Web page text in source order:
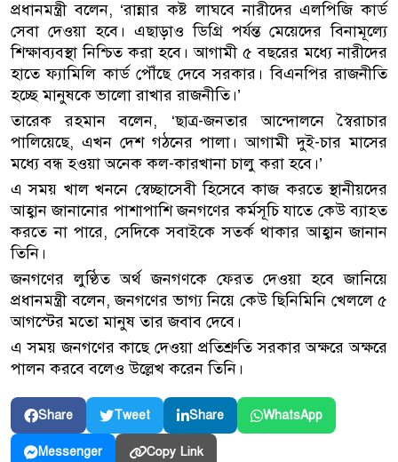
প্রধানমন্ত্রী বলেন, ‘রান্নার কষ্ট লাঘবে নারীদের এলপিজি কার্ড
সেবা দেওয়া হবে। এছাড়াও ডিগ্রি পর্যন্ত মেয়েদের বিনামূল্যে
শিক্ষাব্যবস্থা নিশ্চিত করা হবে। আগামী ৫ বছরের মধ্যে নারীদের
হাতে ফ্যামিলি কার্ড পৌঁছে দেবে সরকার। বিএনপির রাজনীতি
হচ্ছে মানুষকে ভালো রাখার রাজনীতি।’
তারেক রহমান বলেন, ‘ছাত্র-জনতার আন্দোলনে স্বৈরাচার
পালিয়েছে, এখন দেশ গঠনের পালা। আগামী দুই-চার মাসের
মধ্যে বন্ধ হওয়া অনেক কল-কারখানা চালু করা হবে।’
এ সময় খাল খননে স্বেচ্ছাসেবী হিসেবে কাজ করতে স্থানীয়দের
আহ্বান জানানোর পাশাপাশি জনগণের কর্মসূচি যাতে কেউ ব্যাহত
করতে না পারে, সেদিকে সবাইকে সতর্ক থাকার আহ্বান জানান
তিনি।
জনগণের লুণ্ঠিত অর্থ জনগণকে ফেরত দেওয়া হবে জানিয়ে
প্রধানমন্ত্রী বলেন, জনগণের ভাগ্য নিয়ে কেউ ছিনিমিনি খেললে ৫
আগস্টের মতো মানুষ তার জবাব দেবে।
এ সময় জনগণের কাছে দেওয়া প্রতিশ্রুতি সরকার অক্ষরে অক্ষরে
পালন করবে বলেও উল্লেখ করেন তিনি।
Share Tweet Share WhatsApp
Messenger Copy Link